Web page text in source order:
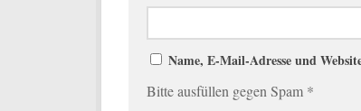
Name, E-Mail-Adresse und
Bitte ausfüllen gegen Spam *